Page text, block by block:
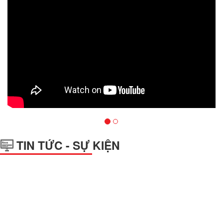
TIN TỨC - SỰ KIỆN